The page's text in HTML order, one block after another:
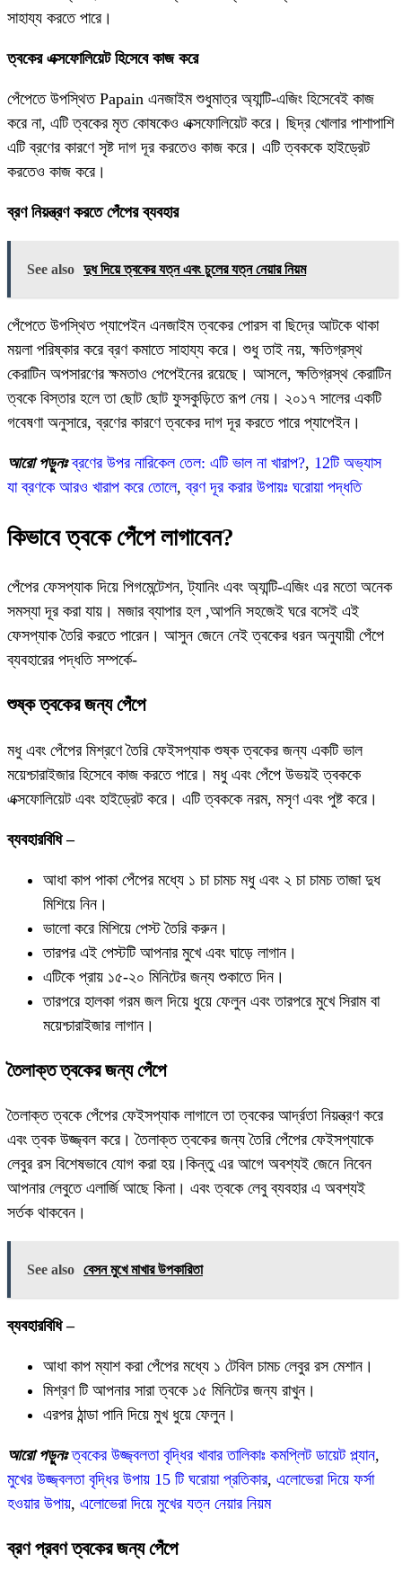
সাহায্য করতে পারে।
ত্বকের এক্সফোলিয়েট হিসেবে কাজ করে
পেঁপেতে উপস্থিত Papain এনজাইম শুধুমাত্র অ্যান্টি-এজিং হিসেবেই কাজ
করে না, এটি ত্বকের মৃত কোষকেও এক্সফোলিয়েট করে। ছিদ্র খোলার পাশাপাশি
এটি ব্রণের কারণে সৃষ্ট দাগ দূর করতেও কাজ করে। এটি ত্বককে হাইড্রেট
করতেও কাজ করে।
ব্রণ নিয়ন্ত্রণ করতে পেঁপের ব্যবহার
See also দুধ দিয়ে ত্বকের যত্ন এবং চুলের যত্ন নেয়ার নিয়ম
পেঁপেতে উপস্থিত প্যাপেইন এনজাইম ত্বকের পোরস বা ছিদ্রে আটকে থাকা
ময়লা পরিষ্কার করে ব্রণ কমাতে সাহায্য করে। শুধু তাই নয়, ক্ষতিগ্রস্থ
কেরাটিন অপসারণের ক্ষমতাও পেপেইনের রয়েছে। আসলে, ক্ষতিগ্রস্থ কেরাটিন
ত্বকে বিস্তার হলে তা ছোট ছোট ফুসকুড়িতে রূপ নেয়। ২০১৭ সালের একটি
গবেষণা অনুসারে, ব্রণের কারণে ত্বকের দাগ দূর করতে পারে প্যাপেইন।
আরো পড়ুনঃ ব্রণের উপর নারিকেল তেল: এটি ভাল না খারাপ?, 12টি অভ্যাস
যা ব্রণকে আরও খারাপ করে তোলে,ব্রণ দূর করার উপায়ঃ ঘরোয়া পদ্ধতি
কিভাবে ত্বকে পেঁপে লাগাবেন?
পেঁপের ফেসপ্যাক দিয়ে পিগমেন্টেশন, ট্যানিং এবং অ্যান্টি-এজিং এর মতো অনেক
সমস্যা দূর করা যায়। মজার ব্যাপার হল ,আপনি সহজেই ঘরে বসেই এই
ফেসপ্যাক তৈরি করতে পারেন। আসুন জেনে নেই ত্বকের ধরন অনুযায়ী পেঁপে
ব্যবহারের পদ্ধতি সম্পর্কে-
শুষ্ক ত্বকের জন্য পেঁপে
মধু এবং পেঁপের মিশ্রণে তৈরি ফেইসপ্যাক শুষ্ক ত্বকের জন্য একটি ভাল
ময়েশ্চারাইজার হিসেবে কাজ করতে পারে। মধু এবং পেঁপে উভয়ই ত্বককে
এক্সফোলিয়েট এবং হাইড্রেট করে। এটি ত্বককে নরম, মসৃণ এবং পুষ্ট করে।
ব্যবহারবিধি –
আধা কাপ পাকা পেঁপের মধ্যে ১ চা চামচ মধু এবং ২ চা চামচ তাজা দুধ
মিশিয়ে নিন।
ভালো করে মিশিয়ে পেস্ট তৈরি করুন।
তারপর এই পেস্টটি আপনার মুখে এবং ঘাড়ে লাগান।
এটিকে প্রায় ১৫-২০ মিনিটের জন্য শুকাতে দিন।
তারপরে হালকা গরম জল দিয়ে ধুয়ে ফেলুন এবং তারপরে মুখে সিরাম বা
ময়েশ্চারাইজার লাগান।
তৈলাক্ত ত্বকের জন্য পেঁপে
তৈলাক্ত ত্বকে পেঁপের ফেইসপ্যাক লাগালে তা ত্বকের আর্দ্রতা নিয়ন্ত্রণ করে
এবং ত্বক উজ্জ্বল করে। তৈলাক্ত ত্বকের জন্য তৈরি পেঁপের ফেইসপ্যাকে
লেবুর রস বিশেষভাবে যোগ করা হয়।কিন্তু এর আগে অবশ্যই জেনে নিবেন
আপনার লেবুতে এলার্জি আছে কিনা। এবং ত্বকে লেবু ব্যবহার এ অবশ্যই
সর্তক থাকবেন।
See also বেসন মুখে মাখার উপকারিতা
ব্যবহারবিধি –
আধা কাপ ম্যাশ করা পেঁপের মধ্যে ১ টেবিল চামচ লেবুর রস মেশান।
মিশ্রণ টি আপনার সারা ত্বকে ১৫ মিনিটের জন্য রাখুন।
এরপর ঠান্ডা পানি দিয়ে মুখ ধুয়ে ফেলুন।
আরো পড়ুনঃ ত্বকের উজ্জ্বলতা বৃদ্ধির খাবার তালিকাঃ কমপ্লিট ডায়েট প্ল্যান,
মুখের উজ্জ্বলতা বৃদ্ধির উপায় 15 টি ঘরোয়া প্রতিকার, এলোভেরা দিয়ে ফর্সা
হওয়ার উপায়, এলোভেরা দিয়ে মুখের যত্ন নেয়ার নিয়ম
ব্রণ প্রবণ ত্বকের জন্য পেঁপে